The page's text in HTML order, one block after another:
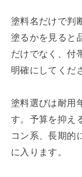
塗料名だけで判
塗るかを見ると
だけでなく、付
明確にしてくだ
塗料選びは耐用
す。予算を抑え
コン系、長期的
に入ります。